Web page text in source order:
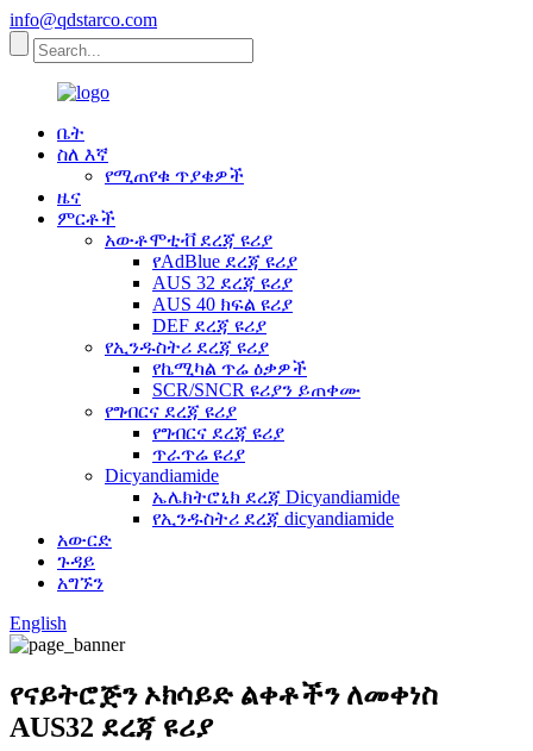
info@qdstarco.com
ቤት
ስለ እኛ
የሚጠየቁ ጥያቄዎች
ዜና
ምርቶች
አውቶሞቲቭ ደረጃ ዩሪያ
የAdBlue ደረጃ ዩሪያ
AUS 32 ደረጃ ዩሪያ
AUS 40 ክፍል ዩሪያ
DEF ደረጃ ዩሪያ
የኢንዱስትሪ ደረጃ ዩሪያ
የኬሚካል ጥሬ ዕቃዎች
SCR/SNCR ዩሪያን ይጠቀሙ
የግብርና ደረጃ ዩሪያ
የግብርና ደረጃ ዩሪያ
ጥራጥሬ ዩሪያ
Dicyandiamide
ኤሌክትሮኒክ ደረጃ Dicyandiamide
የኢንዱስትሪ ደረጃ dicyandiamide
አውርድ
ጉዳይ
አግኙን
English
የናይትሮጅን ኦክሳይድ ልቀቶችን ለመቀነስ
AUS32 ደረጃ ዩሪያ